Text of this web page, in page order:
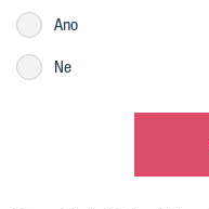
Ano
Ne